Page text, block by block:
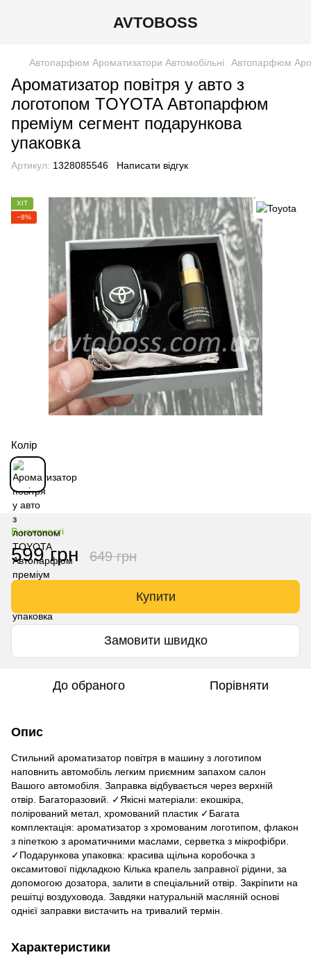
AVTOBOSS
Автопарфюм Ароматизатори Автомобільні Автопарфюм
Ароматизатор повітря у авто з
логотопом TOYOTA Автопарфюм
преміум сегмент подарункова
упаковка
Артикул: 1328085546 Написати відгук
ХІТ
−8%
Колір
В наявності
599 грн 649 грн
Купити
Замовити швидко
До обраного Порівняти
Опис
Стильний ароматизатор повітря в машину з логотипом
наповнить автомобіль легким приємним запахом салон
Вашого автомобіля. Заправка відбувається через верхній
отвір. Багаторазовий. ✓Якісні матеріали: екошкіра,
полірований метал, хромований пластик ✓Багата
комплектація: ароматизатор з хромованим логотипом, флакон
з піпеткою з ароматичними маслами, серветка з мікрофібри.
✓Подарункова упаковка: красива щільна коробочка з
оксамитової підкладкою Кілька крапель заправної рідини, за
допомогою дозатора, залити в спеціальний отвір. Закріпити на
решітці воздуховода. Завдяки натуральній масляній основі
однієї заправки вистачить на тривалий термін.
Характеристики